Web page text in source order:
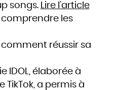
songs.
Lire l’article
comprendre les
comment réussir sa
IDOL, élaborée à
TikTok, a permis à